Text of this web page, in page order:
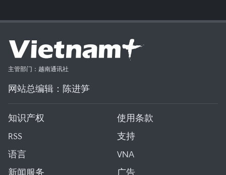
主管部门：越南通讯社
网站总编辑：陈进笋
知识产权
使用条款
RSS
支持
语言
VNA
新闻服务
广告